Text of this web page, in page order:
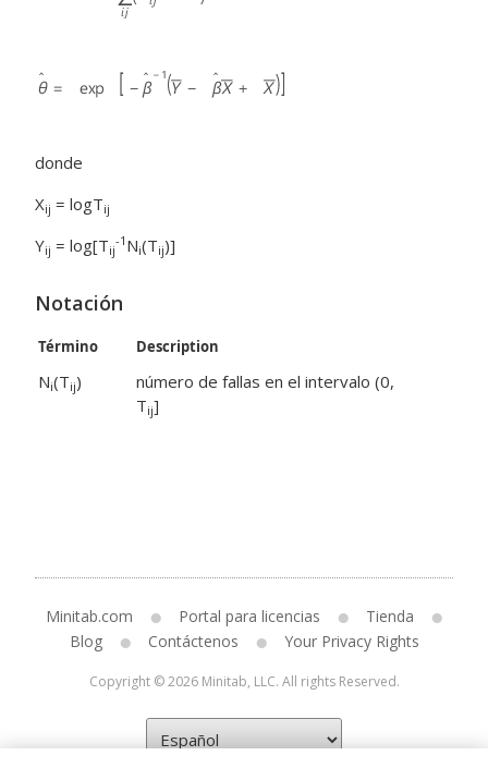
donde
Xij = logTij
Yij = log[Tij
-1 Ni(Tij)]
Notación
Término Description
Ni(Tij)
número de fallas en el intervalo (0,
Tij]
Minitab.com Portal para licencias
Tienda
Blog
Contáctenos Your Privacy Rights
Copyright © 2026 Minitab, LLC. All rights Reserved.